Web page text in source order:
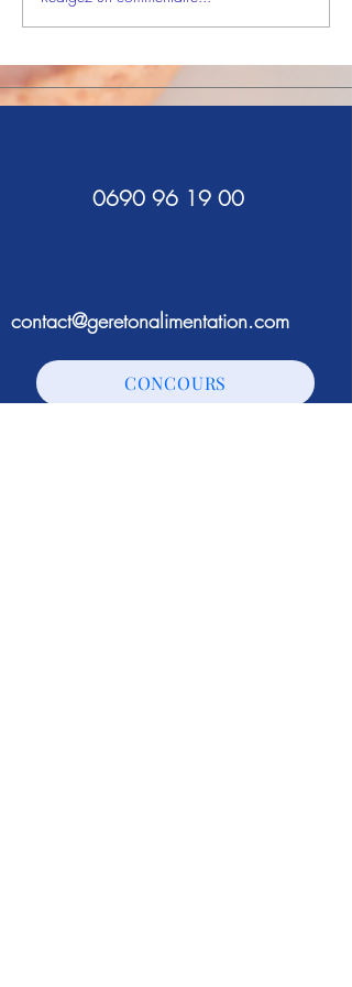
Gagnantes sur France-
0690 96 19 00
contact@geretonalimentation.com
CONCOURS